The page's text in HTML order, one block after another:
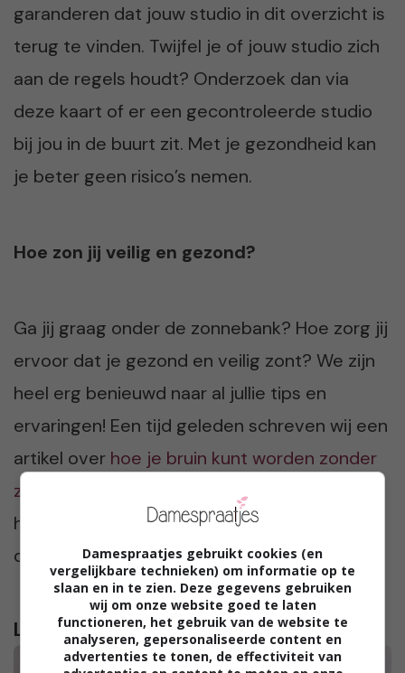
garanderen dat jouw studio in dit overzicht is
terug te vinden. Twijfel je of jouw studio zich
aan de regels houdt? Onderzoek dan via
deze kaart of er een gecontroleerde studio
bij jou in de buurt zit. Met je gezondheid kan
je beter geen risico’s nemen.
Hoe zon jij veilig en gezond?
Ga jij graag onder de zonnebank? Hoe zorg jij
ervoor dat je gezond en veilig zont? We zijn
heel erg benieuwd naar al jullie tips en
ervaringen! Een tijd geleden schreven wij een
artikel over hoe je bruin kunt worden zonder
zon
, één van de tips die we hierin gaven is
het gebruik van een goede zelfbruiner. Ook
daar maakten weeen overzichtjevan!
Lees verder...
Damespraatjes gebruikt cookies (en
vergelijkbare technieken) om informatie op te
slaan en in te zien. Deze gegevens gebruiken
wij om onze website goed te laten
functioneren, het gebruik van de website te
analyseren, gepersonaliseerde content en
advertenties te tonen, de effectiviteit van